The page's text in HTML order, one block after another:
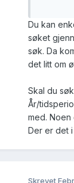
Du kan
søket
søk. Da
det litt om
Skal du
År/
med.
Der er det
Skrevet